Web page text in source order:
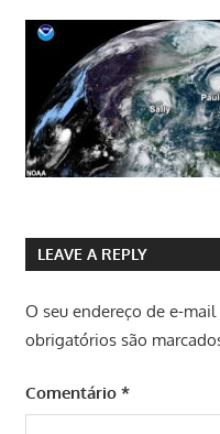
LEAVE A REPLY
O seu endereço de e-
obrigatórios são
Comentário *